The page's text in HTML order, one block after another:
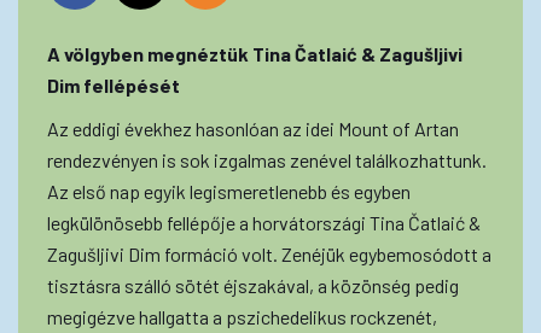
A völgyben megnéztük Tina Čatlaić & Zagušljivi
Dim fellépését
Az eddigi évekhez hasonlóan az idei Mount of Artan
rendezvényen is sok izgalmas zenével találkozhattunk.
Az első nap egyik legismeretlenebb és egyben
legkülönösebb fellépője a horvátországi Tina Čatlaić &
Zagušljivi Dim formáció volt. Zenéjük egybemosódott a
tisztásra szálló sötét éjszakával, a közönség pedig
megigézve hallgatta a pszichedelikus rockzenét,